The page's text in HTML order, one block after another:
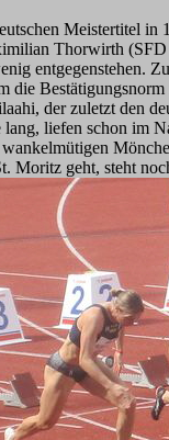
Meistertitel in
Thorwirth
entgegenstehen.
die
der zuletzt den
liefen schon im
Moritz geht, steht